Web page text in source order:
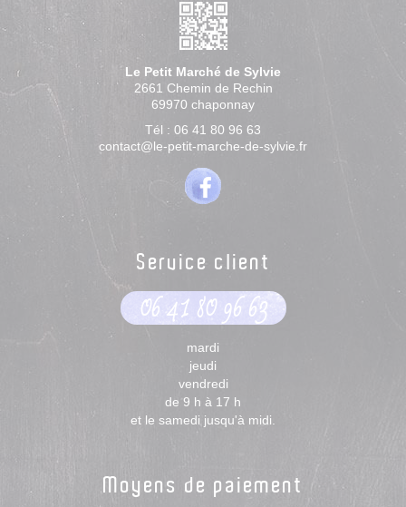
Le Petit Marché de Sylvie
2661 Chemin de Rechin
69970 chaponnay
Tél : 06 41 80 96 63
contact@le-petit-marche-de-sylvie.fr
Service client
06 41 80 96 63
mardi
jeudi
vendredi
de 9 h à 17 h
et le samedi jusqu'à midi.
Moyens de paiement